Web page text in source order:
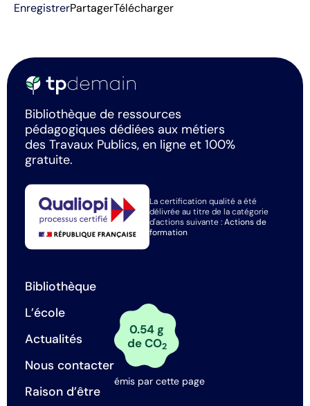
EnregistrerPartagerTélécharger
Bibliothèque de ressources
pédagogiques dédiées aux métiers
des Travaux Publics, en ligne et 100%
gratuite.
La certification qualité a été
délivrée au titre de la catégorie
d'actions suivante :Actions de
formation
Bibliothèque
L’école
Actualités
Nous contacter
Raison d’être
0.54 g
de CO2
émis par cette page